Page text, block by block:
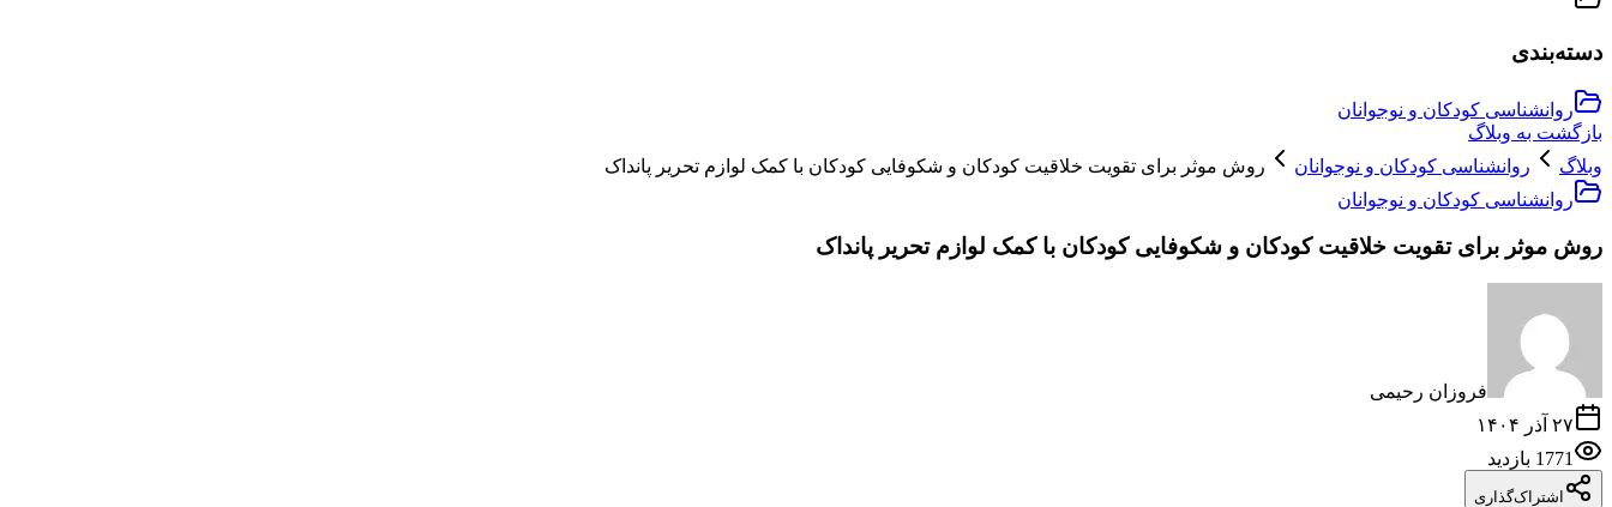
دسته‌بندی
روانشناسی کودکان و نوجوانان
بازگشت به وبلاگ
وبلاگ
روانشناسی کودکان و نوجوانان
روش موثر برای تقویت خلاقیت کودکان و شکوفایی کودکان با کمک لوازم تحریر پانداک
روانشناسی کودکان و نوجوانان
روش موثر برای تقویت خلاقیت کودکان و شکوفایی کودکان با کمک لوازم تحریر پانداک
فروزان رحیمی
۲۷ آذر ۱۴۰۴
1771 بازدید
اشتراک‌گذاری